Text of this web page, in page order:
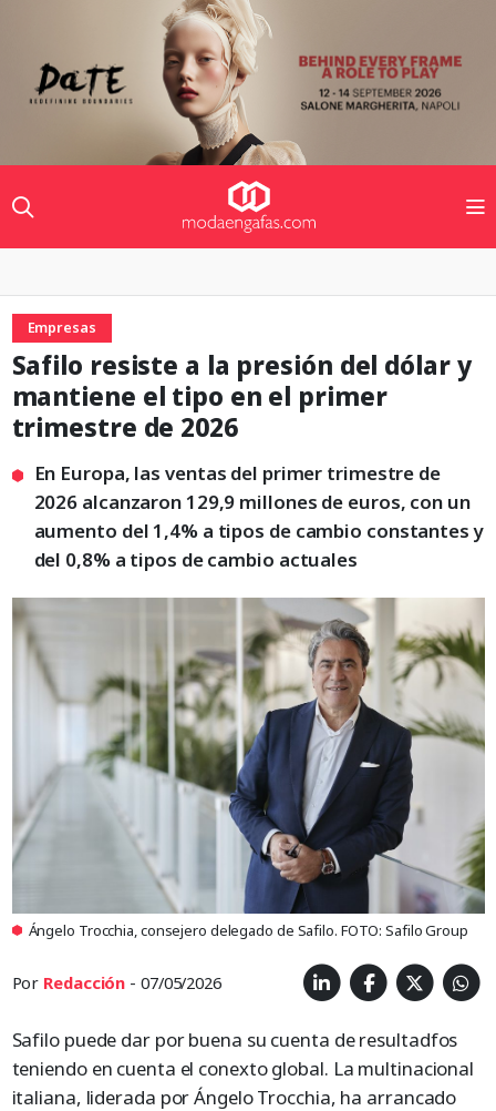
Empresas
Safilo resiste a la presión del dólar y
mantiene el tipo en el primer
trimestre de 2026
En Europa, las ventas del primer trimestre de
2026 alcanzaron 129,9 millones de euros, con un
aumento del 1,4% a tipos de cambio constantes y
del 0,8% a tipos de cambio actuales
Ángelo Trocchia, consejero delegado de Safilo. FOTO: Safilo Group
Por Redacción - 07/05/2026
Safilo puede dar por buena su cuenta de resultadfos
teniendo en cuenta el conexto global. La multinacional
italiana, liderada por Ángelo Trocchia, ha arrancado